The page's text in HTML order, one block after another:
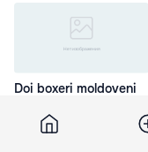
Doi boxeri moldoveni
Europenele Under-22